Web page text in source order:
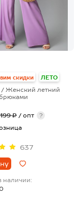
скидки ЛЕТО
Женский летний
₽ / опт
?
637
наличии: